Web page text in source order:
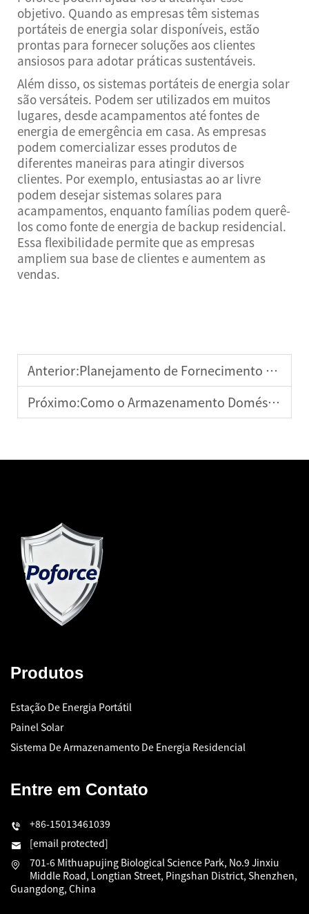
objetivo. Quando as empresas têm sistemas
portáteis de energia solar disponíveis, estão
prontas para fornecer soluções aos clientes
ansiosos para adotar práticas sustentáveis.
Além disso, os sistemas portáteis de energia solar
são versáteis. Podem ser utilizados em muitos
lugares, desde acampamentos até fontes de
energia de emergência em casa. As empresas
podem comercializar esses produtos de
diferentes maneiras para atingir diversos
clientes. Por exemplo, entusiastas ao ar livre
podem desejar sistemas solares para
acampamentos, enquanto famílias podem querê-
los como fonte de energia de backup residencial.
Essa flexibilidade permite que as empresas
ampliem sua base de clientes e aumentem as
vendas.
Anterior:Planejamento de Fornecimento de Gerador de Energia Solar para Grandes Projetos
Próximo:Como o Armazenamento Doméstico de Energia Melhora a Independência Energética
Produtos
Estação De Energia Portátil
Painel Solar
Sistema De Armazenamento De Energia Residencial
Entre em Contato
+86-15013461039
[email protected]
701-6 Mithuapujing Biological Science Park, No.9 Jinxiu
Middle Road, Longtian Street, Pingshan District, Shenzhen,
Guangdong, China